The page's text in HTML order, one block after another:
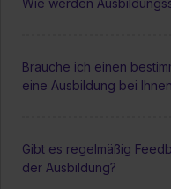
Brauche ich einen
eine Ausbildung bei
Gibt es regelmäßig
der Ausbildung?